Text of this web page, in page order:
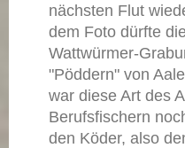
nächsten Flut
dem Foto dürfte
Wattwürmer-
"Pöddern" von
war diese Art des
Berufsfischern
den Köder, also